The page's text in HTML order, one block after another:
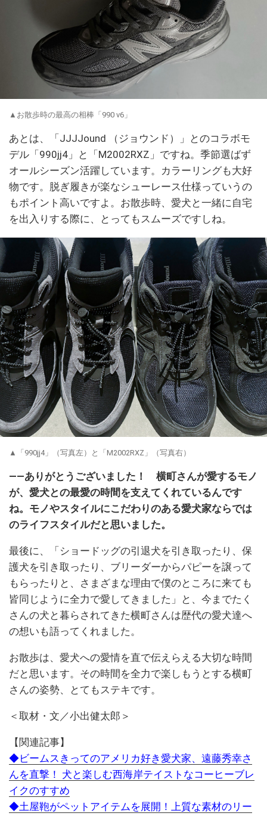
▲お散歩時の最高の相棒「990 v6」
あとは、「JJJJound （ジョウンド）」とのコラボモ
デル「990jj4」と「M2002RXZ」ですね。季節選ばず
オールシーズン活躍しています。カラーリングも大好
物です。脱ぎ履きが楽なシューレース仕様っていうの
もポイント高いですよ。お散歩時、愛犬と一緒に自宅
を出入りする際に、とってもスムーズですしね。
▲「990jj4」（写真左）と「M2002RXZ」（写真右）
――ありがとうございました！ 横町さんが愛するモノ
が、愛犬との最愛の時間を支えてくれているんです
ね。モノやスタイルにこだわりのある愛犬家ならでは
のライフスタイルだと思いました。
最後に、「ショードッグの引退犬を引き取ったり、保
護犬を引き取ったり、ブリーダーからパピーを譲って
もらったりと、さまざまな理由で僕のところに来ても
皆同じように全力で愛してきました」と、今までたく
さんの犬と暮らされてきた横町さんは歴代の愛犬達へ
の想いも語ってくれました。
お散歩は、愛犬への愛情を直で伝えらえる大切な時間
だと思います。その時間を全力で楽しもうとする横町
さんの姿勢、とてもステキです。
＜取材・文／小出健太郎＞
【関連記事】
◆ビームスきってのアメリカ好き愛犬家、遠藤秀幸さ
んを直撃！ 犬と楽しむ西海岸テイストなコーヒーブレ
イクのすすめ
◆土屋鞄がペットアイテムを展開！上質な素材のリー